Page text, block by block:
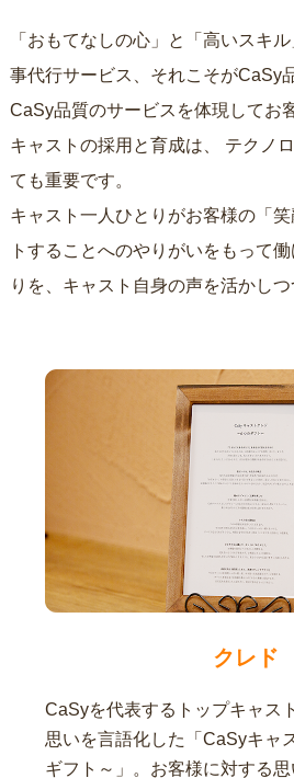
「おもてなしの心」と「高いスキ
事代行サービス、それこそがCaSy
CaSy品質のサービスを体現してお
キャストの採用と育成は、
ても重要です。
キャスト一人ひとりがお客様の「
トすることへのやりがいをもって働
りを、キャスト自身の声を活かしつ
クレド
CaSyを代表するトップキャス
思いを言語化した「CaSyキャ
ギフト～」。お客様に対する